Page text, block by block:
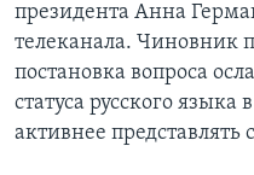
президента Анна
телеканала. Чиновник
постановка вопроса
статуса русского языка
активнее представлять